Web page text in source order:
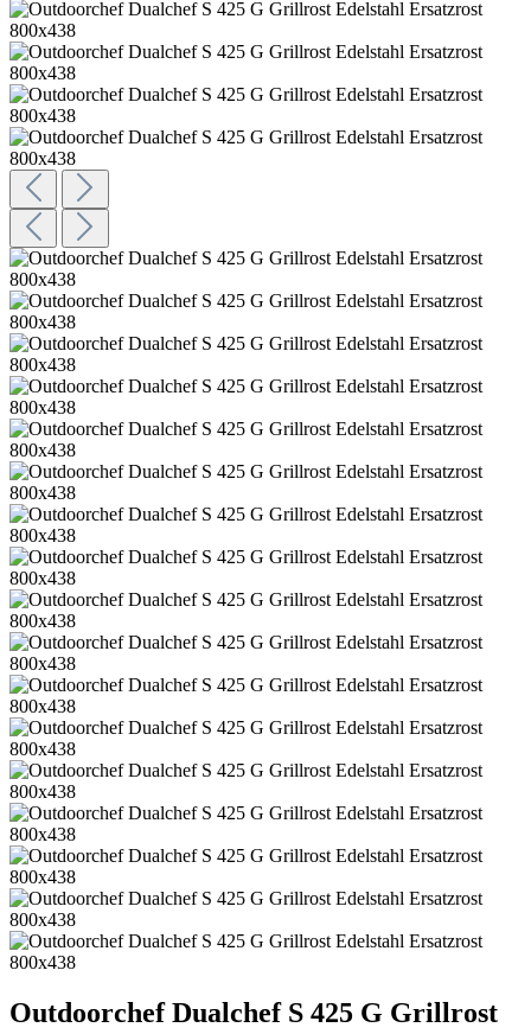
Outdoorchef Dualchef S 425 G Grillrost